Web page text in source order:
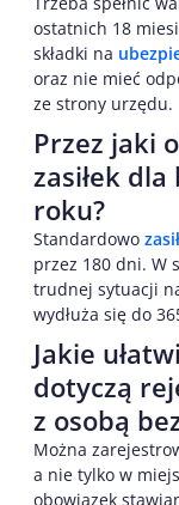
ostatnich 18
składki na
oraz nie mieć
ze strony urzędu.
Przez jaki
zasiłek
roku?
Standardowo
przez 180 dni. W
trudnej sytuacji
wydłuża się do
Jakie
dotyczą
z osobą
Można
a nie tylko w
obowiązek